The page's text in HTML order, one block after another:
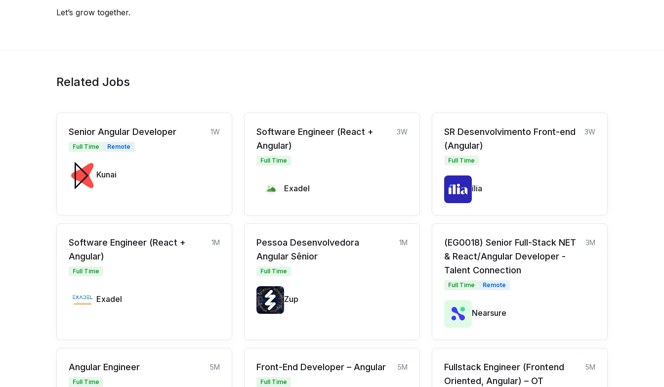
Let’s grow together.
Related Jobs
Senior Angular Developer 1W
Full Time Remote
Kunai
Software Engineer (React +
Angular)
3W
Full Time
Exadel
SR Desenvolvimento Front-end
(Angular)
3W
Full Time
ília
Software Engineer (React +
Angular)
1M
Full Time
Exadel
Pessoa Desenvolvedora
Angular Sênior
1M
Full Time
Zup
(EG0018) Senior Full-Stack NET
& React/Angular Developer -
Talent Connection
3M
Full Time Remote
Nearsure
Angular Engineer 5M
Full Time
Front-End Developer – Angular 5M
Full Time
Fullstack Engineer (Frontend
Oriented, Angular) – OT
5M